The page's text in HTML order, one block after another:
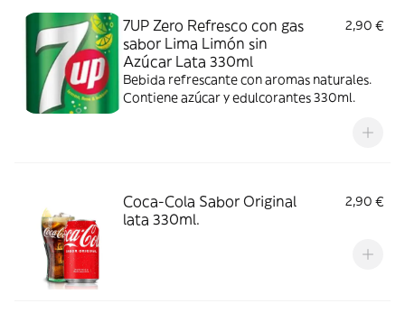
7UP Zero Refresco con gas
sabor Lima Limón sin
Azúcar Lata 330ml
2,90 €
Bebida refrescante con aromas naturales.
Contiene azúcar y edulcorantes 330ml.
Coca-Cola Sabor Original
lata 330ml.
2,90 €